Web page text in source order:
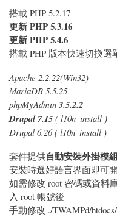
搭載 PHP 5.2.17
更新 PHP 5.3.16
更新 PHP 5.4.6
搭載 PHP 版本快速切換選
Apache 2.2.22(Win32)
MariaDB 5.5.25
phpMyAdmin 3.5.2.2
Drupal 7.15( l10n_install )
Drupal 6.26 ( l10n_install )
套件提供自動安裝外掛模
安裝時選好語言界面即可
如需修改 root 密碼或資料
入 root 帳號後
手動修改 ./TWAMPd/